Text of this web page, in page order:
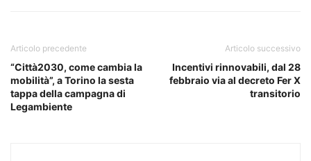
Articolo precedente
“Città2030, come cambia la
mobilità”, a Torino la sesta
tappa della campagna di
Legambiente
Articolo successivo
Incentivi rinnovabili, dal 28
febbraio via al decreto Fer X
transitorio